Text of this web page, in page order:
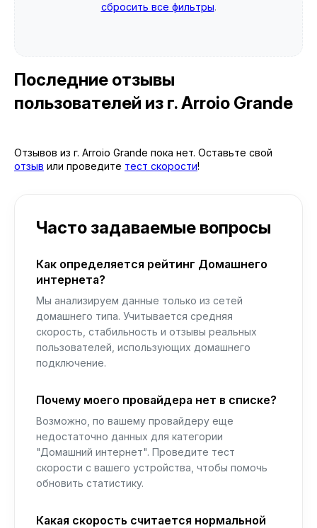
сбросить все фильтры.
Последние отзывы
пользователей из г. Arroio Grande
Отзывов из г. Arroio Grande пока нет. Оставьте свой
отзыв или проведите тест скорости!
Часто задаваемые вопросы
Как определяется рейтинг Домашнего
интернета?
Мы анализируем данные только из сетей
домашнего типа. Учитывается средняя
скорость, стабильность и отзывы реальных
пользователей, использующих домашнего
подключение.
Почему моего провайдера нет в списке?
Возможно, по вашему провайдеру еще
недостаточно данных для категории
"Домашний интернет". Проведите тест
скорости с вашего устройства, чтобы помочь
обновить статистику.
Какая скорость считается нормальной